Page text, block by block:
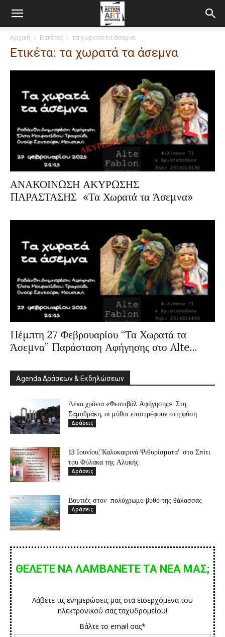
Αρχική Ετικέτες τα χωρατά τα άσεμνα
Ετικέτα: τα χωρατά τα άσεμνα
ΑΝΑΚΟΙΝΩΣΗ ΑΚΥΡΩΣΗΣ
ΠΑΡΑΣΤΑΣΗΣ «Τα Χωρατά τα Άσεμνα»
Πέμπτη 27 Φεβρουαρίου “Τα Χωρατά τα
Άσεμνα” Παράσταση Αφήγησης στο Alte...
Agenda Δράσεων & Εκδηλώσεων
Δέκα χρόνια «Φεστιβάλ Αφήγησης»: Στη
Σαμοθράκη, οι μύθοι επιστρέφουν στη φύση
Δράσεις
13 Ιουνίου,”Καλοκαιρινά Ψιθυρίσματα” στο Σπίτι
του Φύλακα της Αλυκής
Δράσεις
Βουτιές στον πολύχρωμο βυθό της θάλασσας
Δράσεις
ΘΕΛΕΤΕ ΝΑ ΛΑΜΒΑΝΕΤΕ ΤΑ ΝΕΑ ΜΑΣ;
Λάβετε τις ενημερώσεις μας στα εισερχόμενα του
ηλεκτρονικού σας ταχυδρομείου!
Βάλτε το email σας*